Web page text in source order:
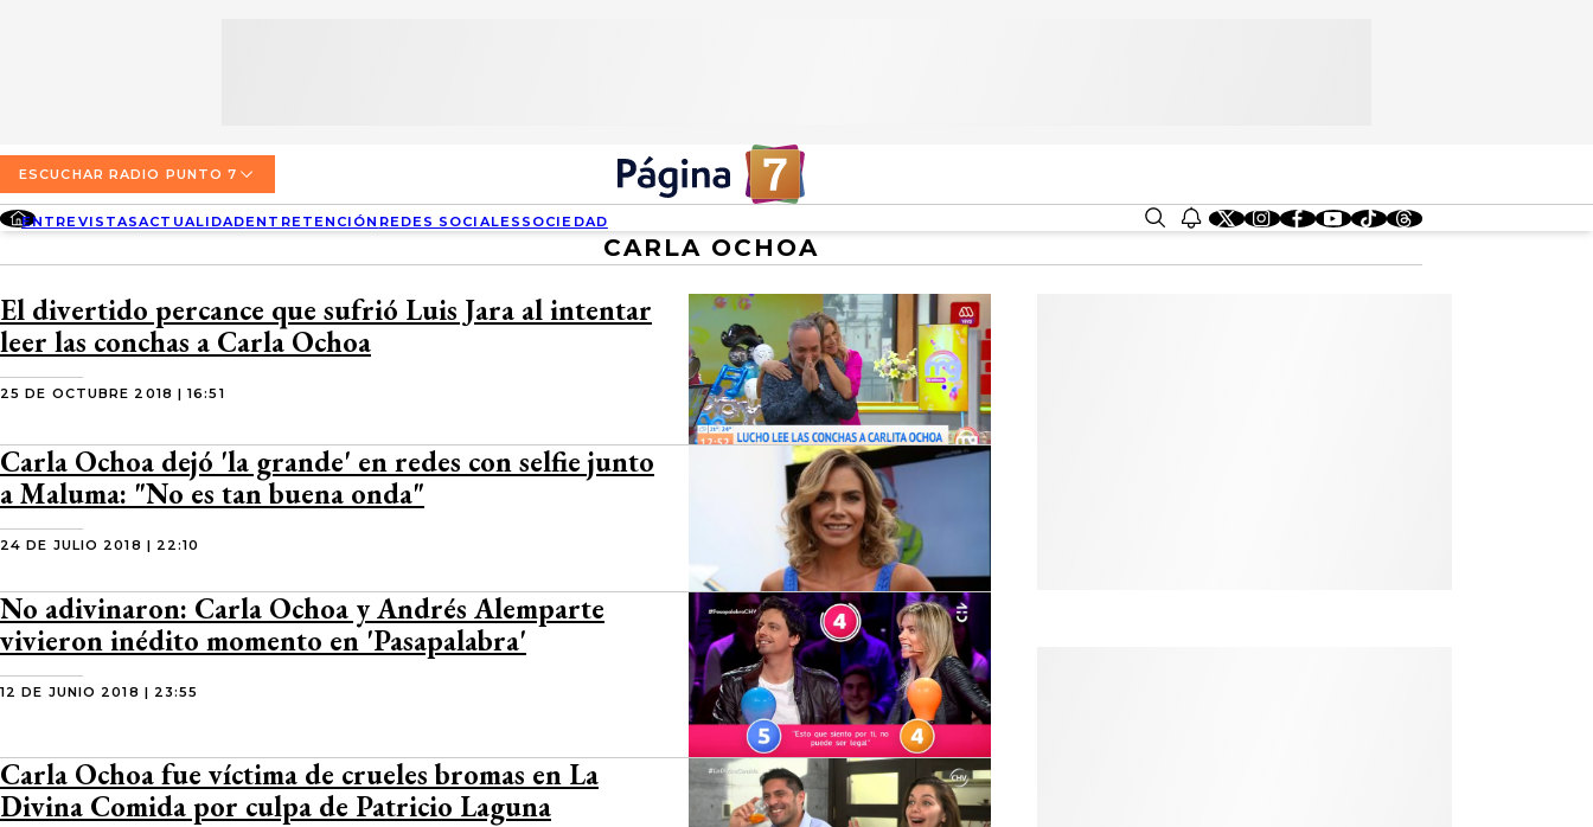
ACTUALIDAD
ENTRETENCIÓN
SOCIEDAD
CONCEPCIÓN
TEMUCO
VALDIVIA
PUERTO MONTT
QUIÉNES SOMOS
DIRECCIONES
CONTACTO COMERCIAL
TARIFAS POLÍTICAS PÁGINA 7
TARIFAS POLÍTICAS RADIO PUNTO 7
POLÍTICA DE PRIVACIDAD
ESCUCHAR RADIO PUNTO 7
ENTREVISTASACTUALIDADENTRETENCIÓN REDES SOCIALES SOCIEDAD
CARLA OCHOA
El divertido percance que sufrió Luis Jara al intentar
leer las conchas a Carla Ochoa
25 DE OCTUBRE 2018 | 16:51
Carla Ochoa dejó 'la grande' en redes con selfie junto
a Maluma: "No es tan buena onda"
24 DE JULIO 2018 | 22:10
No adivinaron: Carla Ochoa y Andrés Alemparte
vivieron inédito momento en 'Pasapalabra'
12 DE JUNIO 2018 | 23:55
Carla Ochoa fue víctima de crueles bromas en La
Divina Comida por culpa de Patricio Laguna